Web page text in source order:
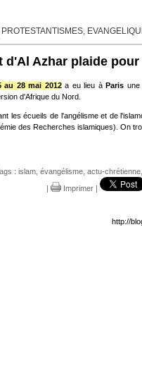
d'Al Azhar plaide
au 28 mai 2012a eu lieu àParis une
d'Afrique du Nord.
les écueils de l'angélisme et de
des Recherches islamiques). On
: islam évangélisme actu-chrétienne
| Imprimer |
http://